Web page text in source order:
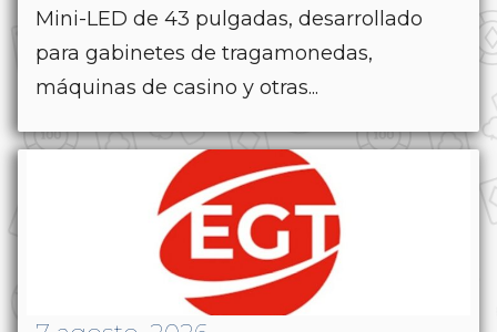
Mini-LED de 43 pulgadas, desarrollado
para gabinetes de tragamonedas,
máquinas de casino y otras...